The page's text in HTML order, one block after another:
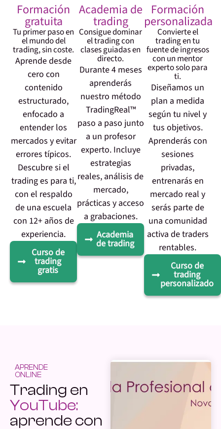
Formación
gratuita
Tu primer paso en
el mundo del
trading, sin coste.
Aprende desde
cero con
contenido
estructurado,
enfocado a
entender los
mercados y evitar
errores típicos.
Descubre si el
trading es para ti,
con el respaldo
de una escuela
con 12+ años de
experiencia.
Curso de
trading
gratis
Academia de
trading
Consigue dominar
el trading con
clases guiadas en
directo.
Durante 4 meses
aprenderás
nuestro método
TradingReal™
paso a paso junto
a un profesor
experto. Incluye
estrategias
reales, análisis de
mercado,
prácticas y acceso
a grabaciones.
Academia
de trading
Formación
personalizada
Convierte el
trading en tu
fuente de ingresos
con un mentor
experto solo para
ti.
Diseñamos un
plan a medida
según tu nivel y
tus objetivos.
Aprenderás con
sesiones
privadas,
entrenarás en
mercado real y
serás parte de
una comunidad
activa de traders
rentables.
Curso de
trading
personalizado
APRENDE
ONLINE
Trading en
YouTube:
aprende con